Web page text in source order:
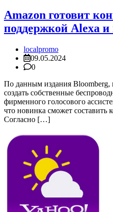
Amazon готовит
поддержкой Alexa
localpromo
09.05.2024
0
По данным издания Bloomberg,
создать собственные
фирменного голосового
что новинка сможет составить
Согласно […]